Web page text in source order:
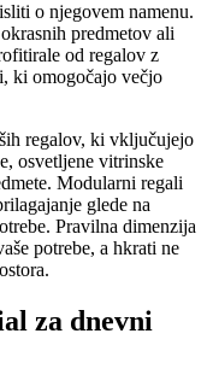
o njegovem namenu.
predmetov ali
od regalov z
ki omogočajo večjo
regalov, ki vključujejo
osvetljene vitrinske
Modularni regali
glede na
Pravilna dimenzija
potrebe, a hkrati ne
za dnevni